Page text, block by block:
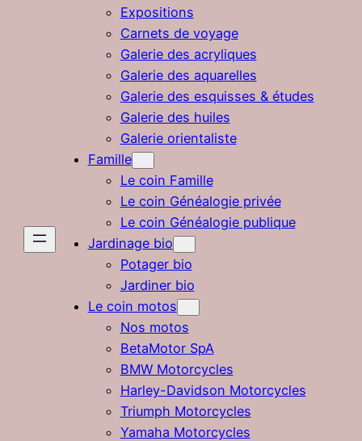
Expositions
Carnets de voyage
Galerie des acryliques
Galerie des aquarelles
Galerie des esquisses & études
Galerie des huiles
Galerie orientaliste
Famille
Le coin Famille
Le coin Généalogie privée
Le coin Généalogie publique
Jardinage bio
Potager bio
Jardiner bio
Le coin motos
Nos motos
BetaMotor SpA
BMW Motorcycles
Harley-Davidson Motorcycles
Triumph Motorcycles
Yamaha Motorcycles